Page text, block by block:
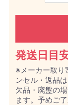
発送日目
※メーカー取り
ンセル・返品
欠品・廃盤の
ます。予めご